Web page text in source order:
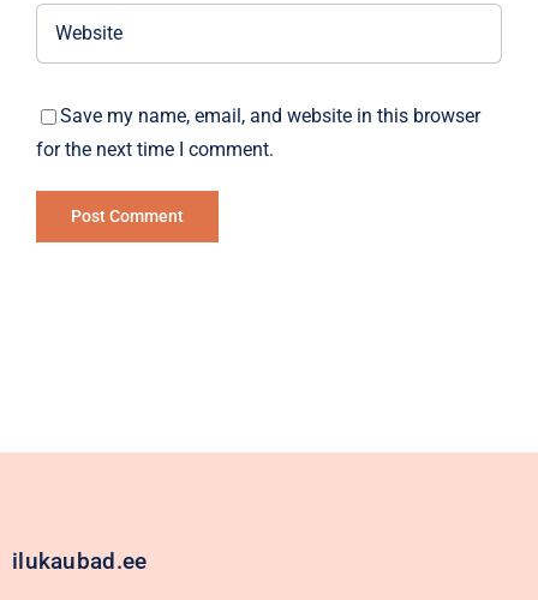
Save my name, email, and website in this browser
for the next time I comment.
ilukaubad.ee